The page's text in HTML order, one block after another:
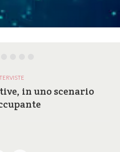
in uno scenario